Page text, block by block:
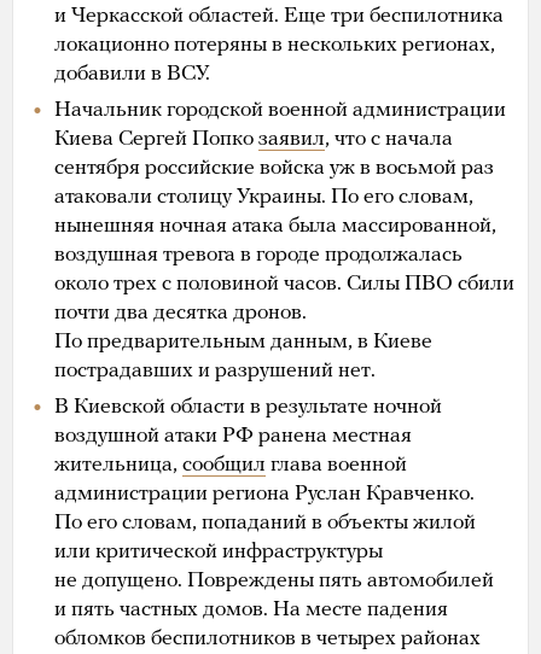
и Черкасской областей. Еще три беспилотника
локационно потеряны в нескольких регионах,
добавили в ВСУ.
Начальник городской военной администрации
Киева Сергей Попко заявил, что с начала
сентября российские войска уж в восьмой раз
атаковали столицу Украины. По его словам,
нынешняя ночная атака была массированной,
воздушная тревога в городе продолжалась
около трех с половиной часов. Силы ПВО сбили
почти два десятка дронов.
По предварительным данным, в Киеве
пострадавших и разрушений нет.
В Киевской области в результате ночной
воздушной атаки РФ ранена местная
жительница, сообщил глава военной
администрации региона Руслан Кравченко.
По его словам, попаданий в объекты жилой
или критической инфраструктуры
не допущено. Повреждены пять автомобилей
и пять частных домов. На месте падения
обломков беспилотников в четырех районах